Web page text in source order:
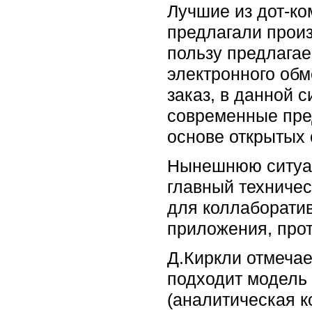
Лучшие из дот-
предлагали
пользу
электронного
заказ, в данной
современные
основе открытых
Нынешнюю
главный
для
приложения,
Д.Киркли
подходит
(аналитическая